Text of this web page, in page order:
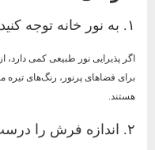
اگر پذیرایی نور طبیعی کمی دارد،
برای فضاهای پرنور، رنگ‌های تیره
هستند.
۲. اندازه فرش را درست انتخاب کنید